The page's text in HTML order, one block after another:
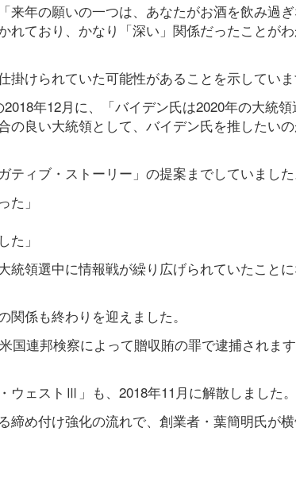
年の願いの一つは、あなたがお酒を飲み過
ており、かなり「深い」関係だったことがわ
けられていた可能性があることを示していま
年12月に、「バイデン氏は2020年の大統領
良い大統領として、バイデン氏を推したいの
ィブ・ストーリー」の提案までしていました
た」
た」
領選中に情報戦が繰り広げられていたことに
係も終わりを迎えました。
国連邦検察によって贈収賄の罪で逮捕されま
ェストⅢ」も、2018年11月に解散しました。
締め付け強化の流れで、創業者・葉簡明氏が